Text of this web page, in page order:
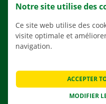
NOS
NOS
SOLUTIONS
Notre site utilise des
Ce site web utilise des
visite optimale et
navigation.
MODIFIER
ACCEPTER